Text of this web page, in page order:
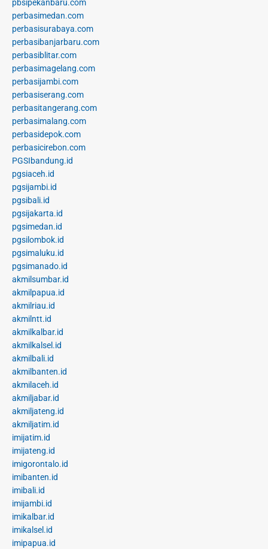
pbsipekanbaru.com
perbasimedan.com
perbasisurabaya.com
perbasibanjarbaru.com
perbasiblitar.com
perbasimagelang.com
perbasijambi.com
perbasiserang.com
perbasitangerang.com
perbasimalang.com
perbasidepok.com
perbasicirebon.com
PGSIbandung.id
pgsiaceh.id
pgsijambi.id
pgsibali.id
pgsijakarta.id
pgsimedan.id
pgsilombok.id
pgsimaluku.id
pgsimanado.id
akmilsumbar.id
akmilpapua.id
akmilriau.id
akmilntt.id
akmilkalbar.id
akmilkalsel.id
akmilbali.id
akmilbanten.id
akmilaceh.id
akmiljabar.id
akmiljateng.id
akmiljatim.id
imijatim.id
imijateng.id
imigorontalo.id
imibanten.id
imibali.id
imijambi.id
imikalbar.id
imikalsel.id
imipapua.id